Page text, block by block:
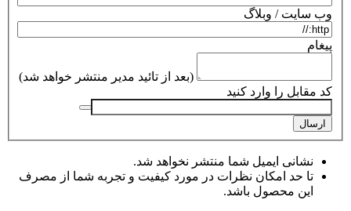
وب سایت / وبلاگ
پیغام
(بعد از تائید مدیر منتشر خواهد شد)
کد مقابل را وارد کنید
ارسال
نشانی ایمیل شما منتشر نخواهد شد.
تا حد امکان نظرات در مورد کیفیت و تجربه شما از مصرف
این محصول باشد.